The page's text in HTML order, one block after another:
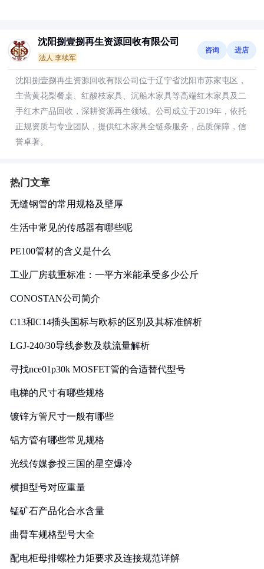
沈阳捌壹捌再生资源回收有限公司
法人:李续军
咨询 进店
沈阳捌壹捌再生资源回收有限公司位于辽宁省沈阳市苏家屯区，
主营黄花梨餐桌、红酸枝家具、沉船木家具等高端红木家具及二
手红木产品回收，深耕资源再生领域。公司成立于2019年，依托
正规资质与专业团队，提供红木家具全链条服务，品质保障，信
誉卓著。
热门文章
无缝钢管的常用规格及壁厚
生活中常见的传感器有哪些呢
PE100管材的含义是什么
工业厂房载重标准：一平方米能承受多少公斤
CONOSTAN公司简介
C13和C14插头国标与欧标的区别及其标准解析
LGJ-240/30导线参数及载流量解析
寻找nce01p30k MOSFET管的合适替代型号
电梯的尺寸有哪些规格
镀锌方管尺寸一般有哪些
铝方管有哪些常见规格
光线传媒参投三国的星空爆冷
横担型号对应重量
锰矿石产品化合水含量
曲臂车规格型号大全
配电柜母排螺栓力矩要求及连接规范详解